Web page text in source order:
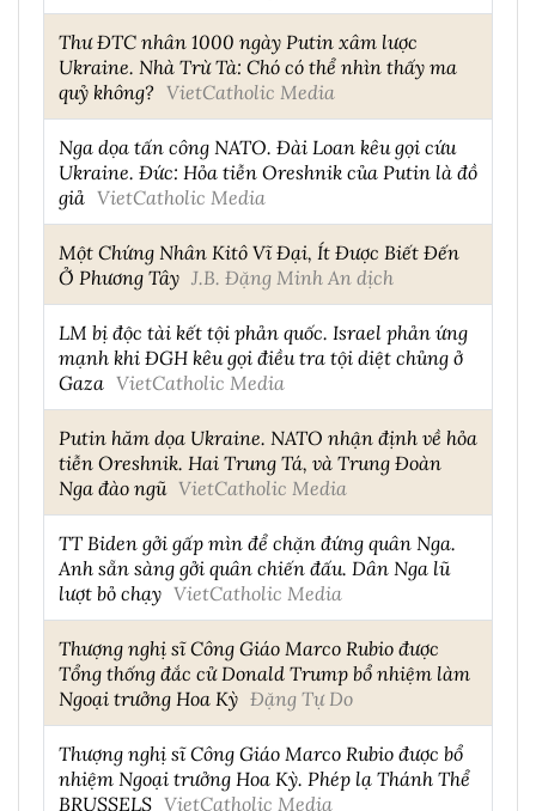
Thư ĐTC nhân 1000 ngày Putin xâm lược
Ukraine. Nhà Trừ Tà: Chó có thể nhìn thấy ma
quỷ không? VietCatholic Media
Nga dọa tấn công NATO. Đài Loan kêu gọi cứu
Ukraine. Đức: Hỏa tiễn Oreshnik của Putin là đồ
giả VietCatholic Media
Một Chứng Nhân Kitô Vĩ Đại, Ít Được Biết Đến
Ở Phương Tây J.B. Đặng Minh An dịch
LM bị độc tài kết tội phản quốc. Israel phản ứng
mạnh khi ĐGH kêu gọi điều tra tội diệt chủng ở
Gaza VietCatholic Media
Putin hăm dọa Ukraine. NATO nhận định về hỏa
tiễn Oreshnik. Hai Trung Tá, và Trung Đoàn
Nga đào ngũ VietCatholic Media
TT Biden gởi gấp mìn để chặn đứng quân Nga.
Anh sẵn sàng gởi quân chiến đấu. Dân Nga lũ
lượt bỏ chạy VietCatholic Media
Thượng nghị sĩ Công Giáo Marco Rubio được
Tổng thống đắc cử Donald Trump bổ nhiệm làm
Ngoại trưởng Hoa Kỳ Đặng Tự Do
Thượng nghị sĩ Công Giáo Marco Rubio được bổ
nhiệm Ngoại trưởng Hoa Kỳ. Phép lạ Thánh Thể
BRUSSELS VietCatholic Media